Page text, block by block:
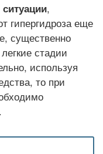
,
гипергидроза еще
существенно
стадии
используя
то при